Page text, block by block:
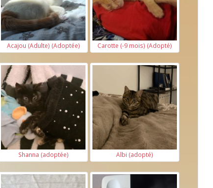
Acajou (Adulte) (Adoptée) Carotte (-9 mois) (Adopté)
Shanna (adoptée) Albi (adopté)